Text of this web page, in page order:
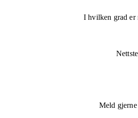
I hvilken grad er
Meld